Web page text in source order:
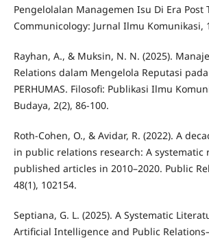
Pengelolalan Managemen Isu Di Era Post
Communicology: Jurnal Ilmu Komunikasi,
Rayhan, A., & Muksin, N. N. (2025).
Relations dalam Mengelola Reputasi
PERHUMAS. Filosofi: Publikasi Ilmu
Budaya, 2(2), 86-100.
Roth-Cohen, O., & Avidar, R. (2022). A
in public relations research: A systematic
published articles in 2010–2020. Public
48(1), 102154.
Septiana, G. L. (2025). A Systematic
Artificial Intelligence and Public